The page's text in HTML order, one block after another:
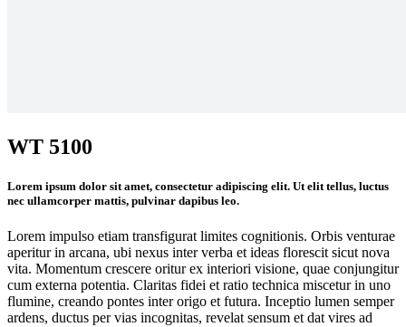
WT 5100
Lorem ipsum dolor sit amet, consectetur adipiscing elit. Ut elit tellus, luctus
nec ullamcorper mattis, pulvinar dapibus leo.
Lorem impulso etiam transfigurat limites cognitionis. Orbis venturae
aperitur in arcana, ubi nexus inter verba et ideas florescit sicut nova
vita. Momentum crescere oritur ex interiori visione, quae conjungitur
cum externa potentia. Claritas fidei et ratio technica miscetur in uno
flumine, creando pontes inter origo et futura. Inceptio lumen semper
ardens, ductus per vias incognitas, revelat sensum et dat vires ad